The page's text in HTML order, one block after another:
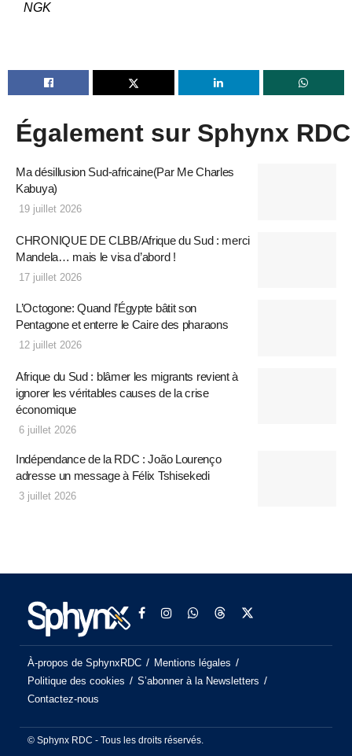
NGK
Également sur Sphynx RDC
Ma désillusion Sud-africaine(Par Me Charles
Kabuya)
19 juillet 2026
CHRONIQUE DE CLBB/Afrique du Sud : merci
Mandela… mais le visa d’abord !
17 juillet 2026
L’Octogone: Quand l’Égypte bâtit son
Pentagone et enterre le Caire des pharaons
12 juillet 2026
Afrique du Sud : blâmer les migrants revient à
ignorer les véritables causes de la crise
économique
6 juillet 2026
Indépendance de la RDC : João Lourenço
adresse un message à Félix Tshisekedi
3 juillet 2026
À-propos de SphynxRDC
Mentions légales
Politique des cookies
S’abonner à la Newsletters
Contactez-nous
© Sphynx RDC - Tous les droits réservés.